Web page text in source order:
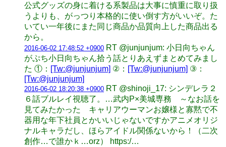
公式グッズの身に着ける系製品は大事に慎重に取り扱
うよりも、がっつり本格的に使い倒す方がいいぞ。た
いてい一年後にまた同じ商品か品質向上した商品出る
から。
2016-06-02 17:48:52 +0900 RT @junjunjum: 小日向ちゃん
がぷち小日向ちゃん拾う話とりあえずまとめてみまし
た ①： [Tw:@junjunjum] ②： [Tw:@junjunjum] ③：
[Tw:@junjunjum]
2016-06-02 18:20:38 +0900 RT @shinoji_17: シンデレラ２
６話ブルレイ視聴了。…武内P×美城専務 ～なお話を
見てみたかった キャリアウーマンお嬢様と寡黙で不
器用な年下社員とかいいじゃないですかアニメオリジ
ナルキャラだし、ほらアイドル関係ないから！（二次
創作…で誰かｋ…orz） https:/…